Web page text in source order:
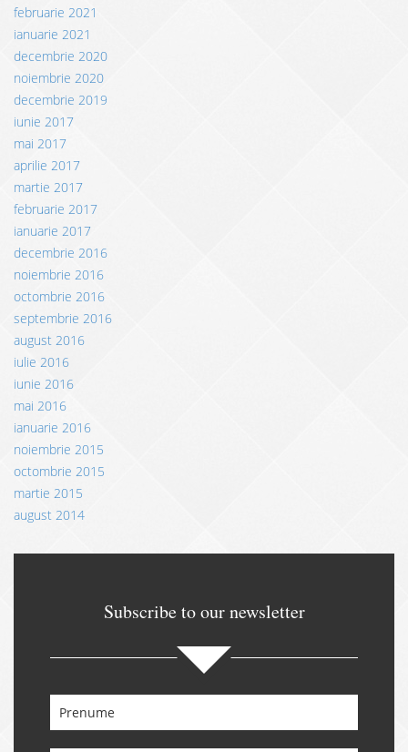
februarie 2021
ianuarie 2021
decembrie 2020
noiembrie 2020
decembrie 2019
iunie 2017
mai 2017
aprilie 2017
martie 2017
februarie 2017
ianuarie 2017
decembrie 2016
noiembrie 2016
octombrie 2016
septembrie 2016
august 2016
iulie 2016
iunie 2016
mai 2016
ianuarie 2016
noiembrie 2015
octombrie 2015
martie 2015
august 2014
Subscribe to our newsletter